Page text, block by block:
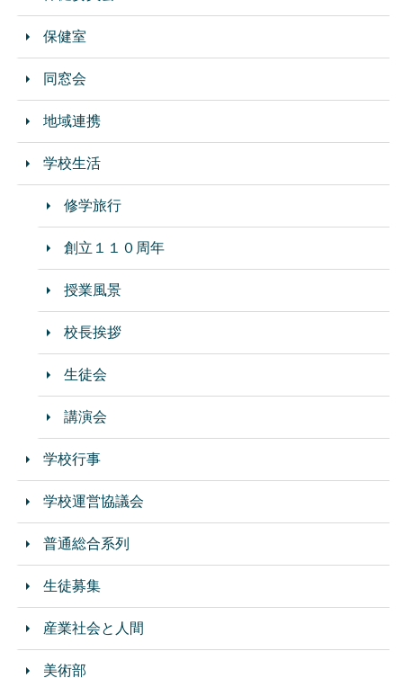
保健室
同窓会
地域連携
学校生活
修学旅行
創立１１０周年
授業風景
校長挨拶
生徒会
講演会
学校行事
学校運営協議会
普通総合系列
生徒募集
産業社会と人間
美術部